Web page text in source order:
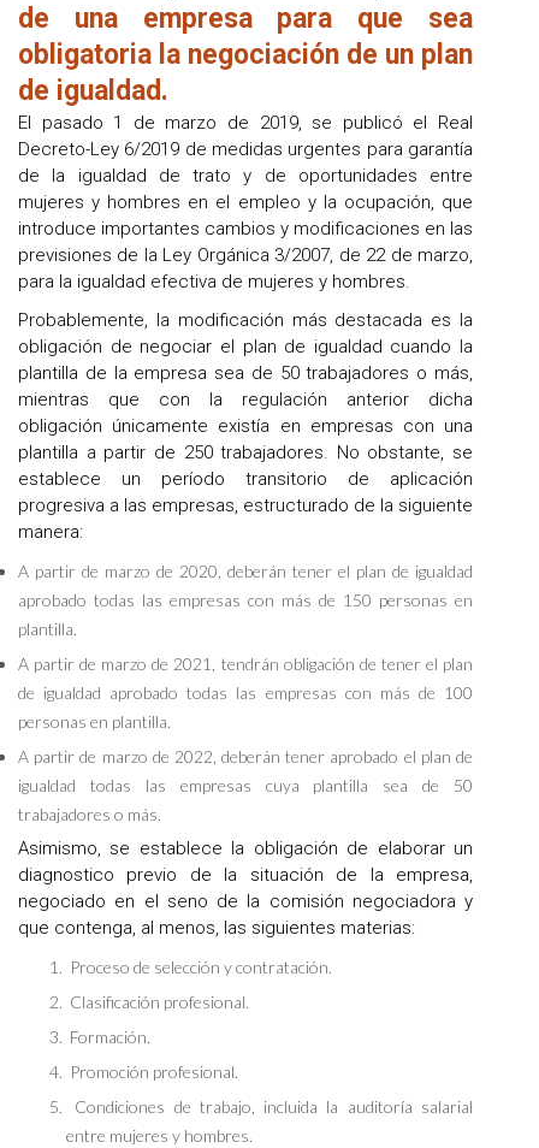
de una empresa para que sea
obligatoria la negociación de un plan
de igualdad.
El pasado 1 de marzo de 2019, se publicó el Real
Decreto-Ley 6/2019 de medidas urgentes para garantía
de la igualdad de trato y de oportunidades entre
mujeres y hombres en el empleo y la ocupación, que
introduce importantes cambios y modificaciones en las
previsiones de la Ley Orgánica 3/2007, de 22 de marzo,
para la igualdad efectiva de mujeres y hombres.
Probablemente, la modificación más destacada es la
obligación de negociar el plan de igualdad cuando la
plantilla de la empresa sea de 50 trabajadores o más,
mientras que con la regulación anterior dicha
obligación únicamente existía en empresas con una
plantilla a partir de 250 trabajadores. No obstante, se
establece un período transitorio de aplicación
progresiva a las empresas, estructurado de la siguiente
manera:
A partir de marzo de 2020, deberán tener el plan de igualdad
aprobado todas las empresas con más de 150 personas en
plantilla.
A partir de marzo de 2021, tendrán obligación de tener el plan
de igualdad aprobado todas las empresas con más de 100
personas en plantilla.
A partir de marzo de 2022, deberán tener aprobado el plan de
igualdad todas las empresas cuya plantilla sea de 50
trabajadores o más.
Asimismo, se establece la obligación de elaborar un
diagnostico previo de la situación de la empresa,
negociado en el seno de la comisión negociadora y
que contenga, al menos, las siguientes materias:
Proceso de selección y contratación.
Clasificación profesional.
Formación.
Promoción profesional.
Condiciones de trabajo, incluida la auditoría salarial
entre mujeres y hombres.